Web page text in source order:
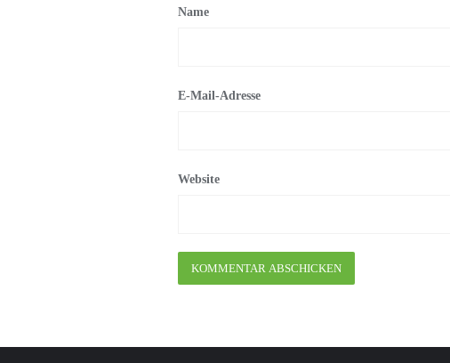
Name
E-Mail-Adresse
Website